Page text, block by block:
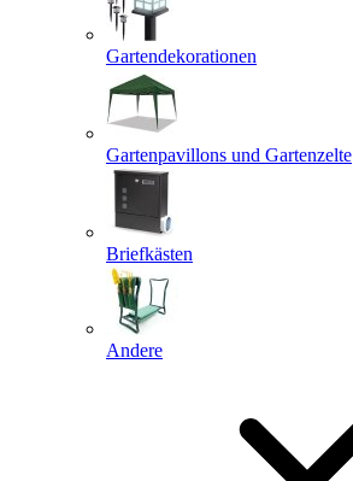
Gartendekorationen
Gartenpavillons und Gartenzelte
Briefkästen
Andere